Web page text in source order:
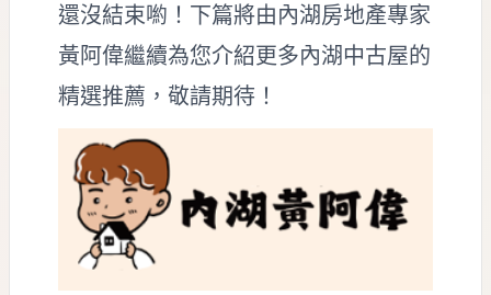
還沒結束喲！下篇將由內湖房地產專家
黃阿偉繼續為您介紹更多內湖中古屋的
精選推薦，敬請期待！